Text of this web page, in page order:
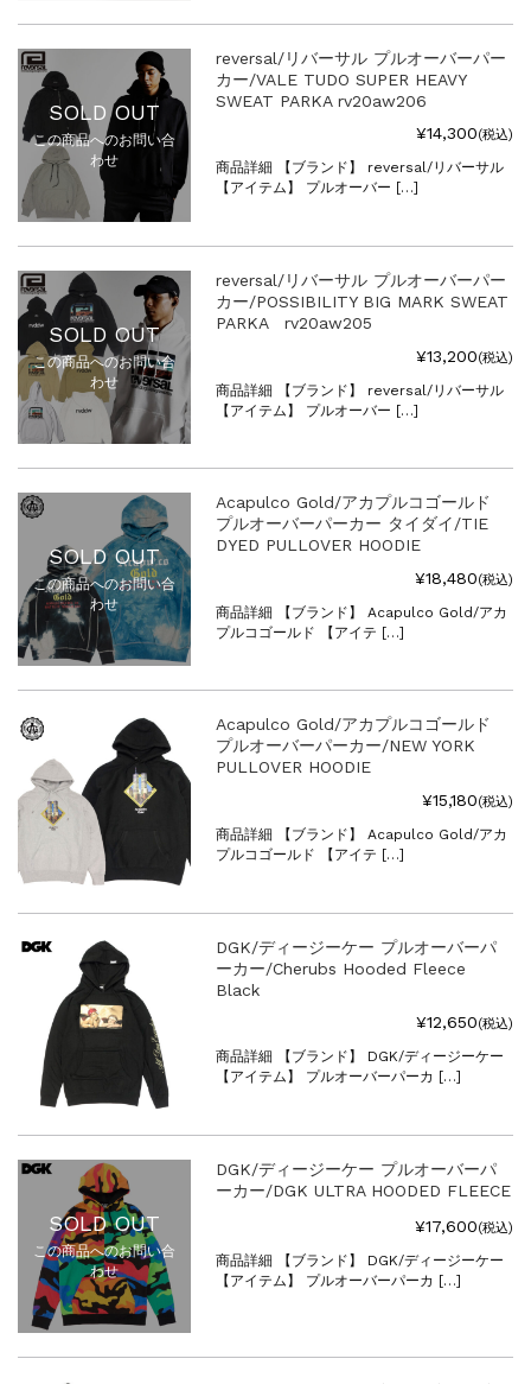
SOLD OUT
この商品へのお問い合
わせ
reversal/リバーサル プルオーバーパー
カー/VALE TUDO SUPER HEAVY
SWEAT PARKA rv20aw206
¥14,300(税込)
商品詳細 【ブランド】 reversal/リバーサル
【アイテム】 プルオーバー […]
SOLD OUT
この商品へのお問い合
わせ
reversal/リバーサル プルオーバーパー
カー/POSSIBILITY BIG MARK SWEAT
PARKA rv20aw205
¥13,200(税込)
商品詳細 【ブランド】 reversal/リバーサル
【アイテム】 プルオーバー […]
SOLD OUT
この商品へのお問い合
わせ
Acapulco Gold/アカプルコゴールド
プルオーバーパーカー タイダイ/TIE
DYED PULLOVER HOODIE
¥18,480(税込)
商品詳細 【ブランド】 Acapulco Gold/アカ
プルコゴールド 【アイテ […]
Acapulco Gold/アカプルコゴールド
プルオーバーパーカー/NEW YORK
PULLOVER HOODIE
¥15,180(税込)
商品詳細 【ブランド】 Acapulco Gold/アカ
プルコゴールド 【アイテ […]
DGK/ディージーケー プルオーバーパ
ーカー/Cherubs Hooded Fleece
Black
¥12,650(税込)
商品詳細 【ブランド】 DGK/ディージーケー
【アイテム】 プルオーバーパーカ […]
SOLD OUT
この商品へのお問い合
わせ
DGK/ディージーケー プルオーバーパ
ーカー/DGK ULTRA HOODED FLEECE
¥17,600(税込)
商品詳細 【ブランド】 DGK/ディージーケー
【アイテム】 プルオーバーパーカ […]